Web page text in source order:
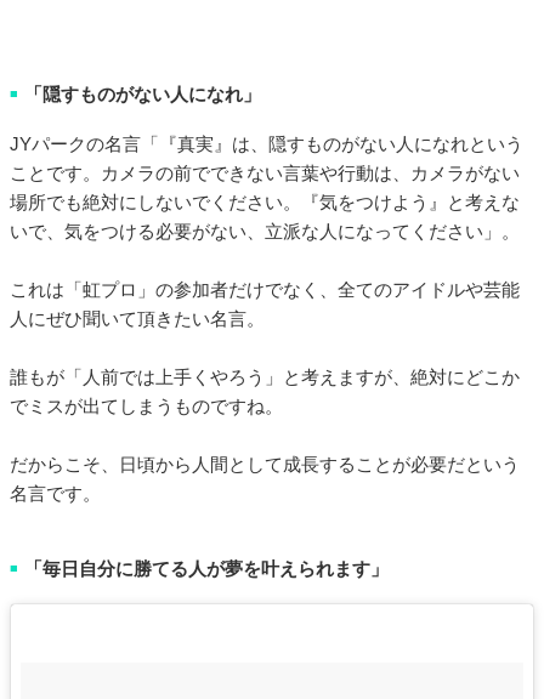
■ 「隠すものがない人になれ」
JYパークの名言「『真実』は、隠すものがない人になれという
ことです。カメラの前でできない言葉や行動は、カメラがない
場所でも絶対にしないでください。『気をつけよう』と考えな
いで、気をつける必要がない、立派な人になってください」。
これは「虹プロ」の参加者だけでなく、全てのアイドルや芸能
人にぜひ聞いて頂きたい名言。
誰もが「人前では上手くやろう」と考えますが、絶対にどこか
でミスが出てしまうものですね。
だからこそ、日頃から人間として成長することが必要だという
名言です。
■ 「毎日自分に勝てる人が夢を叶えられます」